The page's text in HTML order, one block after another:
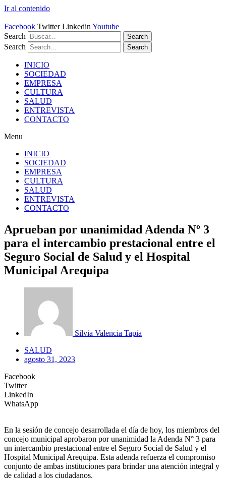
Ir al contenido
Facebook Twitter Linkedin Youtube
Search
Search
Search Search
INICIO
SOCIEDAD
EMPRESA
CULTURA
SALUD
ENTREVISTA
CONTACTO
Menu
INICIO
SOCIEDAD
EMPRESA
CULTURA
SALUD
ENTREVISTA
CONTACTO
Aprueban por unanimidad Adenda Nº 3
para el intercambio prestacional entre el
Seguro Social de Salud y el Hospital
Municipal Arequipa
Silvia Valencia Tapia
SALUD
agosto 31, 2023
Facebook
Twitter
LinkedIn
WhatsApp
En la sesión de concejo desarrollada el día de hoy, los miembros del
concejo municipal aprobaron por unanimidad la Adenda N° 3 para
un intercambio prestacional entre el Seguro Social de Salud y el
Hospital Municipal Arequipa. Esta adenda refuerza el compromiso
conjunto de ambas instituciones para brindar una atención integral y
de calidad a los ciudadanos.